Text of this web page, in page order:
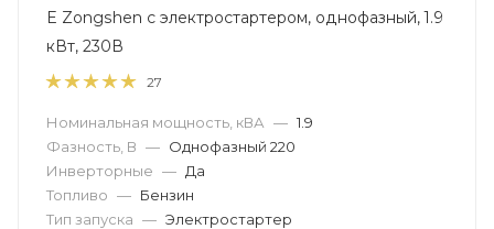
E Zongshen с электростартером, однофазный, 1.9
кВт, 230В
27
Номинальная мощность, кВА — 1.9
Фазность, В — Однофазный 220
Инверторные — Да
Топливо — Бензин
Тип запуска — Электростартер